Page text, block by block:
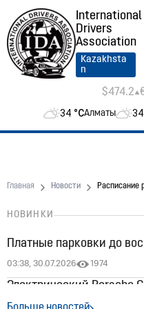
International
Drivers
Association
Kazakhsta
n
$474.2
34 °CАлматы 34
Главная Новости Расписание
НОВИНКИ
Платные парковки до
03:38, 30.07.2026 1974
Электрический Porsche
появился в Казахстане: